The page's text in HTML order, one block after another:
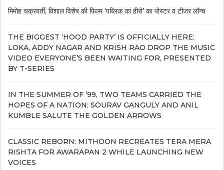
मिमोह चक्रवर्ती, विशाल विशेष की फिल्म ‘पब्लिक का हीरो’ का पोस्टर व टीजर लॉन्च
THE BIGGEST ‘HOOD PARTY’ IS OFFICIALLY HERE:
LOKA, ADDY NAGAR AND KRISH RAO DROP THE MUSIC
VIDEO EVERYONE’S BEEN WAITING FOR, PRESENTED
BY T-SERIES
IN THE SUMMER OF ’99, TWO TEAMS CARRIED THE
HOPES OF A NATION: SOURAV GANGULY AND ANIL
KUMBLE SALUTE THE GOLDEN ARROWS
CLASSIC REBORN: MITHOON RECREATES TERA MERA
RISHTA FOR AWARAPAN 2 WHILE LAUNCHING NEW
VOICES